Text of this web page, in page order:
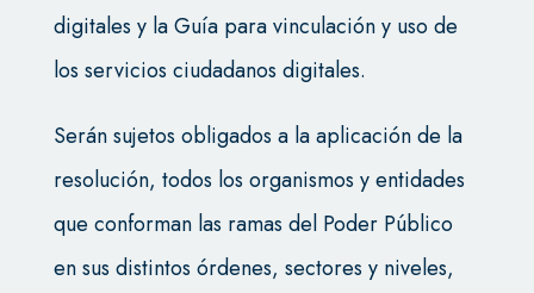
digitales y la Guía para vinculación y uso de
los servicios ciudadanos digitales.
Serán sujetos obligados a la aplicación de la
resolución, todos los organismos y entidades
que conforman las ramas del Poder Público
en sus distintos órdenes, sectores y niveles,